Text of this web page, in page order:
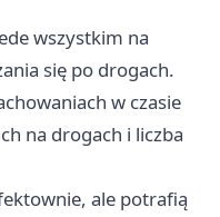
wszystkim na
się po drogach.
w czasie
na drogach i liczba
ale potrafią